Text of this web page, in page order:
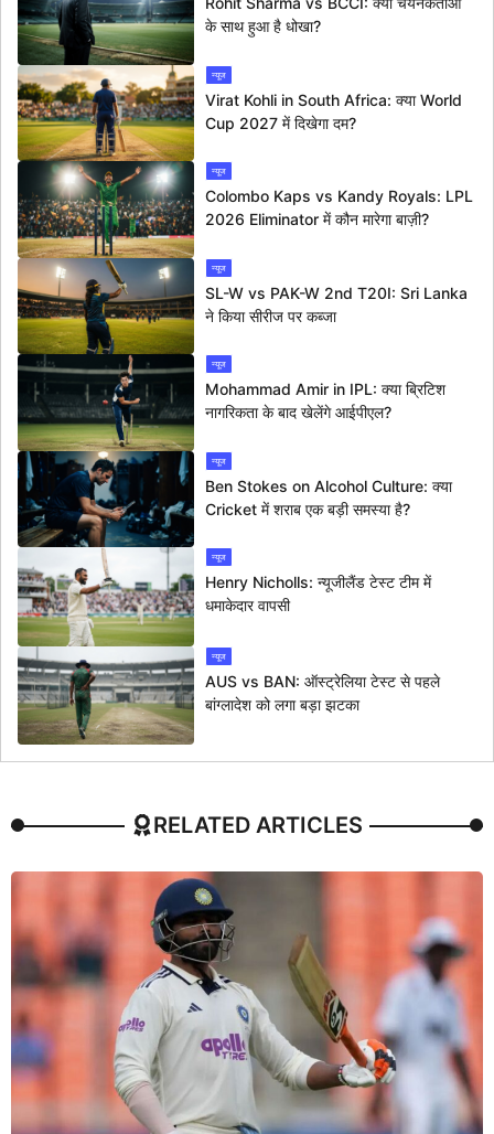
के साथ हुआ है धोखा?
न्यूज
Virat Kohli in South Africa: क्या World
Cup 2027 में दिखेगा दम?
न्यूज
Colombo Kaps vs Kandy Royals: LPL
2026 Eliminator में कौन मारेगा बाज़ी?
न्यूज
SL-W vs PAK-W 2nd T20I: Sri Lanka
ने किया सीरीज पर कब्जा
न्यूज
Mohammad Amir in IPL: क्या ब्रिटिश
नागरिकता के बाद खेलेंगे आईपीएल?
न्यूज
Ben Stokes on Alcohol Culture: क्या
Cricket में शराब एक बड़ी समस्या है?
न्यूज
Henry Nicholls: न्यूजीलैंड टेस्ट टीम में
धमाकेदार वापसी
न्यूज
AUS vs BAN: ऑस्ट्रेलिया टेस्ट से पहले
बांग्लादेश को लगा बड़ा झटका
RELATED ARTICLES